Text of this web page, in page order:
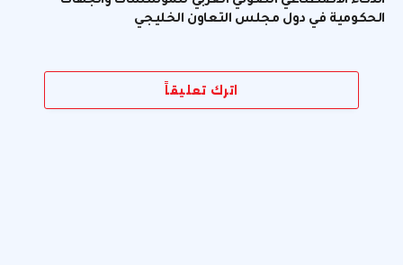
الحكومية في دول مجلس التعاون الخليجي
اترك تعليقاً